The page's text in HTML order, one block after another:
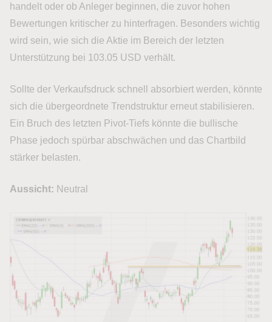
handelt oder ob Anleger beginnen, die zuvor hohen
Bewertungen kritischer zu hinterfragen. Besonders wichtig
wird sein, wie sich die Aktie im Bereich der letzten
Unterstützung bei 103.05 USD verhält.
Sollte der Verkaufsdruck schnell absorbiert werden, könnte
sich die übergeordnete Trendstruktur erneut stabilisieren.
Ein Bruch des letzten Pivot-Tiefs könnte die bullische
Phase jedoch spürbar abschwächen und das Chartbild
stärker belasten.
Aussicht: Neutral